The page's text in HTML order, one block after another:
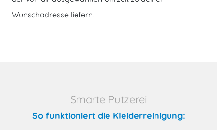
Wunschadresse liefern!
Smarte Putzerei
So funktioniert die Kleiderreinigung: